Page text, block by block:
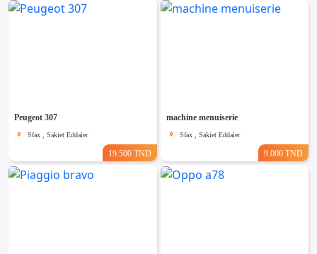
Peugeot 307
Sfax , Sakiet Eddaier
19.500 TND
machine menuiserie
Sfax , Sakiet Eddaier
9.000 TND